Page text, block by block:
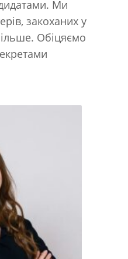
Ми
закоханих у
Обіцяємо